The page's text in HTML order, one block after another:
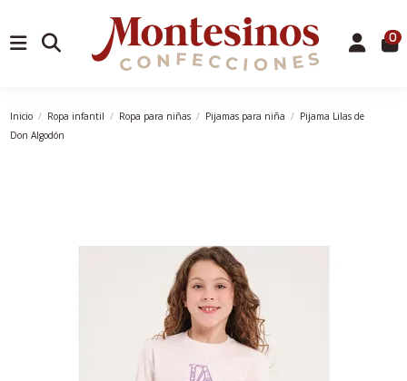
0
Inicio Ropa infantil Ropa para niñas Pijamas para niña
Pijama Lilas de
Don Algodón